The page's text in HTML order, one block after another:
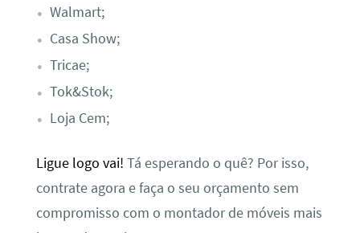
Walmart;
Casa Show;
Tricae;
Tok&Stok;
Loja Cem;
Ligue logo vai! Tá esperando o quê? Por isso,
contrate agora e faça o seu orçamento sem
compromisso com o montador de móveis mais